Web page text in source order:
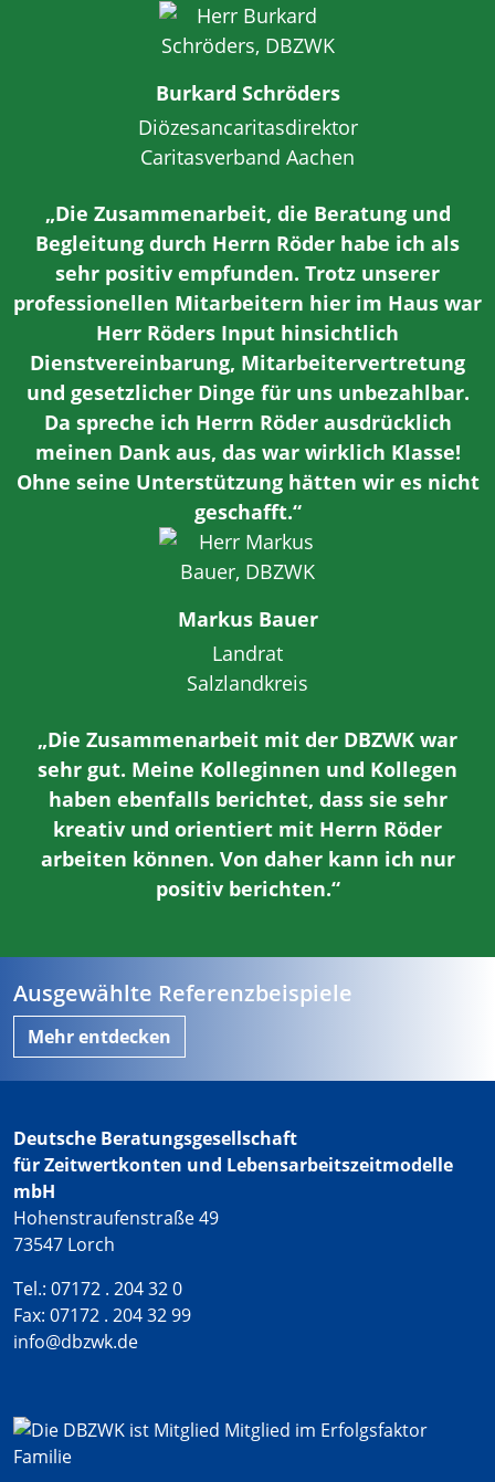
Burkard Schröders
Diözesancaritasdirektor
Caritasverband Aachen
„Die Zusammenarbeit, die Beratung und
Begleitung durch Herrn Röder habe ich als
sehr positiv empfunden. Trotz unserer
professionellen Mitarbeitern hier im Haus war
Herr Röders Input hinsichtlich
Dienstvereinbarung, Mitarbeitervertretung
und gesetzlicher Dinge für uns unbezahlbar.
Da spreche ich Herrn Röder ausdrücklich
meinen Dank aus, das war wirklich Klasse!
Ohne seine Unterstützung hätten wir es nicht
geschafft.“
Markus Bauer
Landrat
Salzlandkreis
„Die Zusammenarbeit mit der DBZWK war
sehr gut. Meine Kolleginnen und Kollegen
haben ebenfalls berichtet, dass sie sehr
kreativ und orientiert mit Herrn Röder
arbeiten können. Von daher kann ich nur
positiv berichten.“
Ausgewählte Referenzbeispiele
Mehr entdecken
Deutsche Beratungsgesellschaft
für Zeitwertkonten und Lebensarbeitszeitmodelle
mbH
Hohenstraufenstraße 49
73547 Lorch
Tel.: 07172 . 204 32 0
Fax: 07172 . 204 32 99
info@dbzwk.de